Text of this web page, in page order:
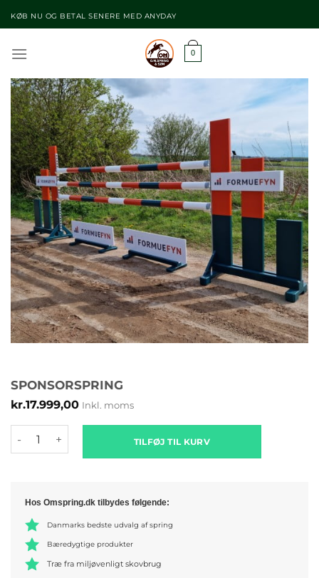
til
KØB NU OG BETAL SENERE MED ANYDAY
0
SPONSORSPRING
kr.17.999,00 Inkl. moms
Sponsorspring antal
TILFØJ TIL KURV
Hos Omspring.dk tilbydes følgende:
Danmarks bedste udvalg af spring
Bæredygtige produkter
Træ fra miljøvenligt skovbrug